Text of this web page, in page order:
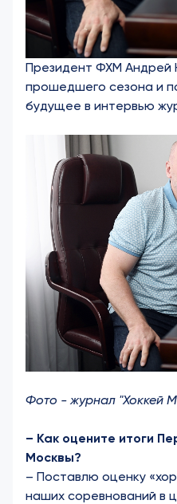
Президент ФХМ Андрей
прошедшего сезона и
будущее в интервью
Фото - журнал "Хоккей
– Как оцените итоги
Москвы?
– Поставлю оценку
наших соревнований в